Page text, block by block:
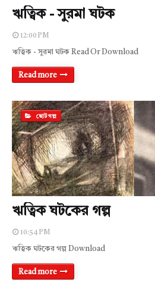
ঋত্বিক - সুরমা ঘটক
12:00 PM
ঋত্বিক - সুরমা ঘটক Read Or Download
Read more
ছোটগল্প
ঋত্বিক ঘটকের গল্প
10:54 PM
ঋত্বিক ঘটকের গল্প Download
Read more